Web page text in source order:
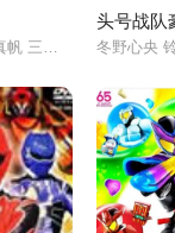
今井龙太郎 堀口真帆 三岛健太 小贯莉奈 八木美树 川
头号战队